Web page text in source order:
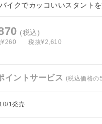
イクでカッコいいスタントを
(税込)
¥260 税抜¥2,610
イントサービス (税込価格の
1発売